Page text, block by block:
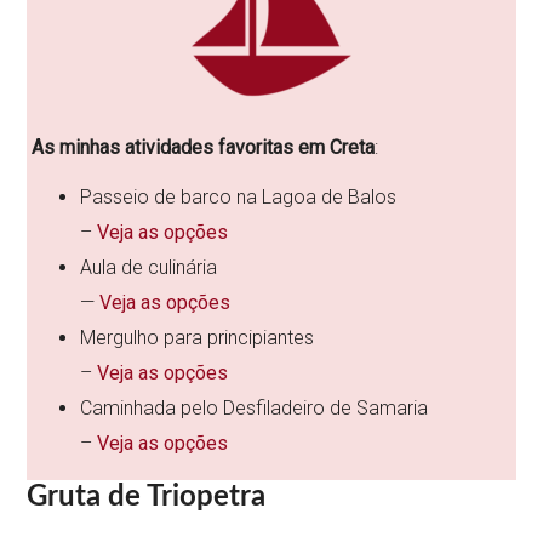
As minhas atividades favoritas em Creta:
Passeio de barco na Lagoa de Balos
–Veja as opções
Aula de culinária
—Veja as opções
Mergulho para principiantes
–Veja as opções
Caminhada pelo Desfiladeiro de Samaria
–Veja as opções
Gruta de Triopetra